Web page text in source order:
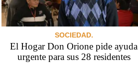
SOCIEDAD.
El Hogar Don Orione pide ayuda
urgente para sus 28 residentes